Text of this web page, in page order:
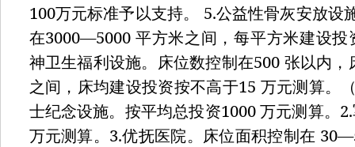
100万元标准予以支持。 5.公益性骨灰安放设
在3000—5000 平方米之间，每平方米建设投
神卫生福利设施。床位数控制在500 张以内，
之间，床均建设投资按不高于15 万元测算。
士纪念设施。按平均总投资1000万元测算。 2.
万元测算。 3.优抚医院。床位面积控制在